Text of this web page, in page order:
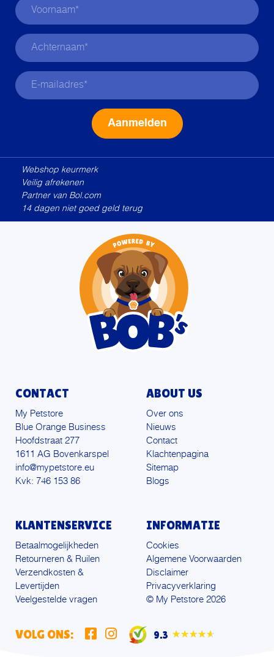
Webshop keurmerk
Veilig afrekenen
Partner van Bol.com
14 dagen niet goed geld terug
CONTACT
My Petstore
Blue Orange Business
Hoofdstraat 277
1611 AG Bovenkarspel
info@mypetstore.eu
Kvk: 746 153 86
ABOUT US
Over ons
Nieuws
Contact
Klachtenpagina
Sitemap
Blogs
KLANTENSERVICE
Betaalmogelijkheden
Retourneren & Ruilen
Verzendkosten &
Levertijden
Veelgestelde vragen
INFORMATIE
Cookies
Algemene Voorwaarden
Disclaimer
Privacyverklaring
© My Petstore 2026
VOLG ONS: 9.3 ★★★★★